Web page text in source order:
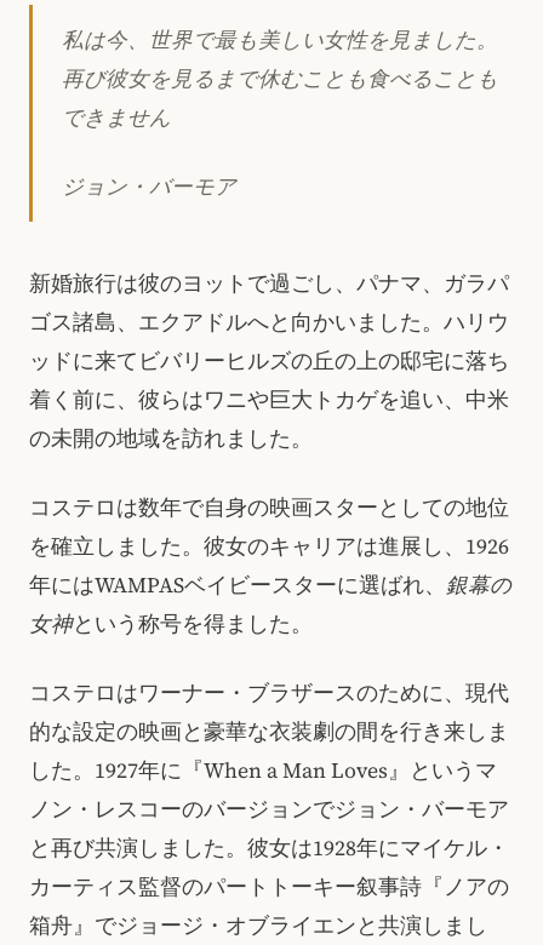
私は今、世界で最も美しい女性を見ました。
再び彼女を見るまで休むことも食べることも
できません
ジョン・バーモア
新婚旅行は彼のヨットで過ごし、パナマ、ガラパ
ゴス諸島、エクアドルへと向かいました。ハリウ
ッドに来てビバリーヒルズの丘の上の邸宅に落ち
着く前に、彼らはワニや巨大トカゲを追い、中米
の未開の地域を訪れました。
コステロは数年で自身の映画スターとしての地位
を確立しました。彼女のキャリアは進展し、1926
年にはWAMPASベイビースターに選ばれ、 銀幕の
女神という称号を得ました。
コステロはワーナー・ブラザースのために、現代
的な設定の映画と豪華な衣装劇の間を行き来しま
した。1927年に『When a Man Loves』というマ
ノン・レスコーのバージョンでジョン・バーモア
と再び共演しました。彼女は1928年にマイケル・
カーティス監督のパートトーキー叙事詩『ノアの
箱舟』でジョージ・オブライエンと共演しまし